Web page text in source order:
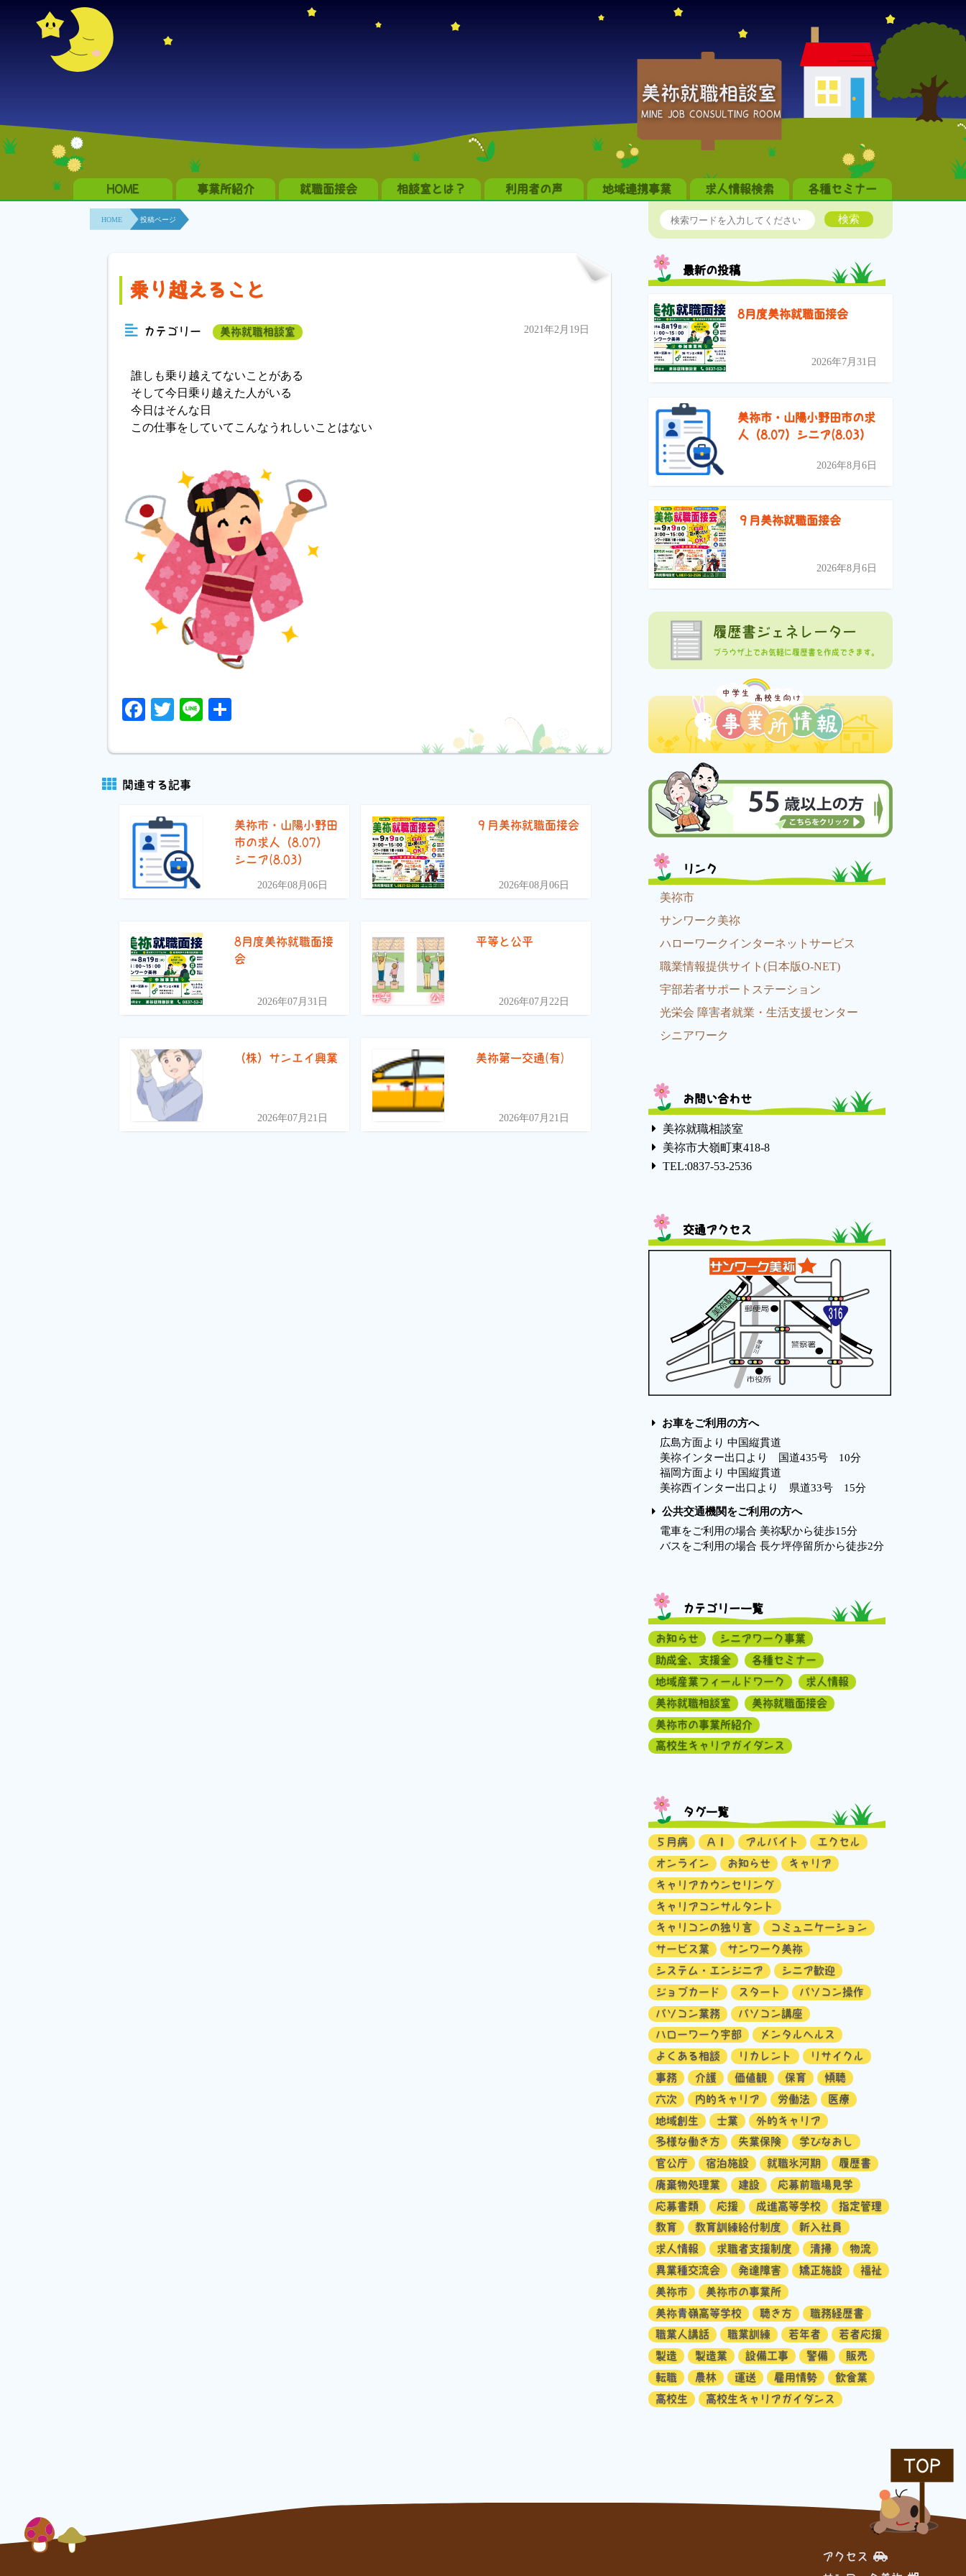
美祢就職相談室
MINE JOB CONSULTING ROOM
HOME 事業所紹介 就職面接会 相談室とは？ 利用者の声 地域連携事業 求人情報検索 各種セミナー
HOME 投稿ページ
乗り越えること
カテゴリー 美祢就職相談室 2021年2月19日
誰しも乗り越えてないことがある
そして今日乗り越えた人がいる
今日はそんな日
この仕事をしていてこんなうれしいことはない
Facebook
Twitter
Line
関連する記事
美祢市・山陽小野田
市の求人（8.07）
シニア(8.03）
2026年08月06日
９月美祢就職面接会
2026年08月06日
8月度美祢就職面接
会
2026年07月31日
平等と公平
2026年07月22日
（株）サンエイ興業
2026年07月21日
美祢第一交通(有)
2026年07月21日
検索
最新の投稿
8月度美祢就職面接会
2026年7月31日
美祢市・山陽小野田市の求
人（8.07）シニア(8.03）
2026年8月6日
９月美祢就職面接会
2026年8月6日
履歴書ジェネレーター
ブラウザ上でお気軽に履歴書を作成できます。
リンク
美祢市
サンワーク美祢
ハローワークインターネットサービス
職業情報提供サイト(日本版O-NET)
宇部若者サポートステーション
光栄会 障害者就業・生活支援センター
シニアワーク
お問い合わせ
美祢就職相談室
美祢市大嶺町東418-8
TEL:0837-53-2536
交通アクセス
お車をご利用の方へ
広島方面より 中国縦貫道
美祢インター出口より 国道435号 10分
福岡方面より 中国縦貫道
美祢西インター出口より 県道33号 15分
公共交通機関をご利用の方へ
電車をご利用の場合 美祢駅から徒歩15分
バスをご利用の場合 長ケ坪停留所から徒歩2分
カテゴリー一覧
お知らせ
シニアワーク事業
助成金、支援金
各種セミナー
地域産業フィールドワーク
求人情報
美祢就職相談室
美祢就職面接会
美祢市の事業所紹介
高校生キャリアガイダンス
タグ一覧
５月病 ＡＩ アルバイト
エクセル
オンライン
お知らせ
キャリア
キャリアカウンセリング
キャリアコンサルタント
キャリコンの独り言
コミュニケーション
サービス業
サンワーク美祢
システム・エンジニア
シニア歓迎
ジョブカード
スタート
パソコン操作
パソコン業務
パソコン講座
ハローワーク宇部
メンタルヘルス
よくある相談
リカレント
リサイクル
事務
介護 価値観 保育
傾聴
六次
内的キャリア 労働法
医療
地域創生
士業
外的キャリア
多様な働き方
失業保険
学びなおし
官公庁
宿泊施設 就職氷河期
履歴書
廃棄物処理業
建設
応募前職場見学
応募書類
応援 成進高等学校
指定管理
教育
教育訓練給付制度
新入社員
求人情報
求職者支援制度 清掃
物流
異業種交流会
発達障害 矯正施設
福祉
美祢市
美祢市の事業所
美祢青嶺高等学校
聴き方
職務経歴書
職業人講話
職業訓練 若年者
若者応援
製造
製造業 設備工事 警備
販売
転職
農林 運送 雇用情勢
飲食業
高校生
高校生キャリアガイダンス
TOP
アクセス